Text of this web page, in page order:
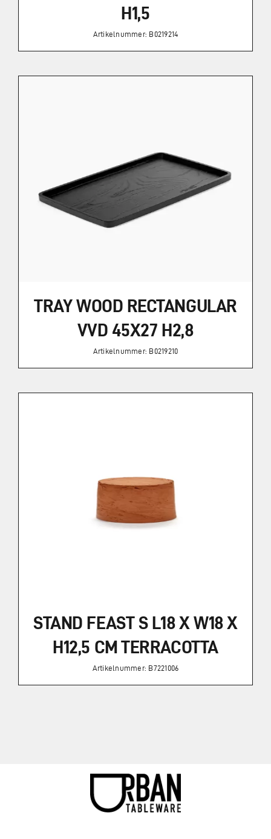
H1,5
Artikelnummer: B0219214
TRAY WOOD RECTANGULAR
VVD 45X27 H2,8
Artikelnummer: B0219210
STAND FEAST S L18 X W18 X
H12,5 CM TERRACOTTA
Artikelnummer: B7221006